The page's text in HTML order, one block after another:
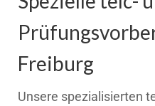
Freiburg
Unsere spezialisierten